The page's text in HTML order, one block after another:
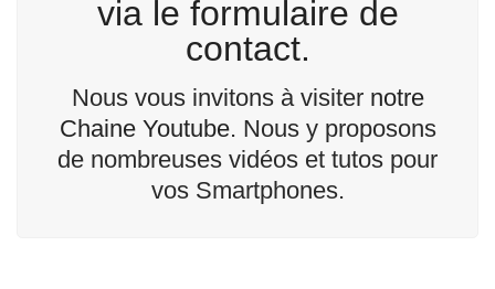
via le formulaire de
contact.
Nous vous invitons à visiter notre
Chaine Youtube. Nous y proposons
de nombreuses vidéos et tutos pour
vos Smartphones.